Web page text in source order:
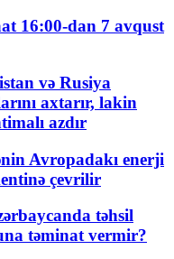
16:00-dan 7 avqust
və Rusiya
axtarır, lakin
azdır
Avropadakı enerji
çevrilir
təhsil
təminat vermir?